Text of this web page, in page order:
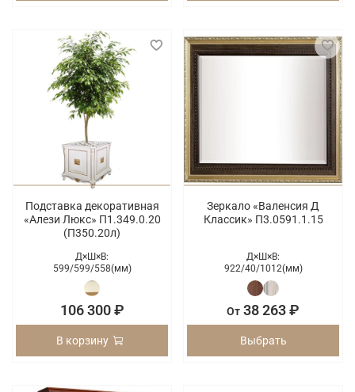
Подставка декоративная
«Алези Люкс» П1.349.0.20
(П350.20л)
Д×Ш×В:
599/599/558(мм)
106 300 ₽
В корзину
Зеркало «Валенсия Д
Классик» П3.0591.1.15
Д×Ш×В:
922/40/1012(мм)
От 38 263 ₽
Выбрать